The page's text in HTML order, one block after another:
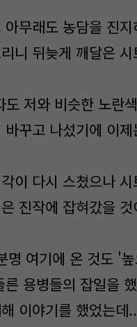
무래도 농담을 진
니 뒤늦게 깨달은 시
저와 비슷한 노란
꾸고 나섰기에 이
이 다시 스쳤으나 시
진작에 잡혀갔을 것
명 여기에 온 것도 '
용병들의 잡일을
이야기를 했었는데